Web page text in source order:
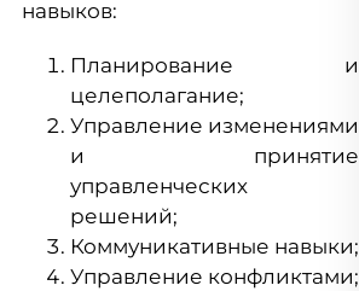
навыков:
Планирование и
целеполагание;
Управление изменениями
и принятие
управленческих
решений;
Коммуникативные навыки;
Управление конфликтами;